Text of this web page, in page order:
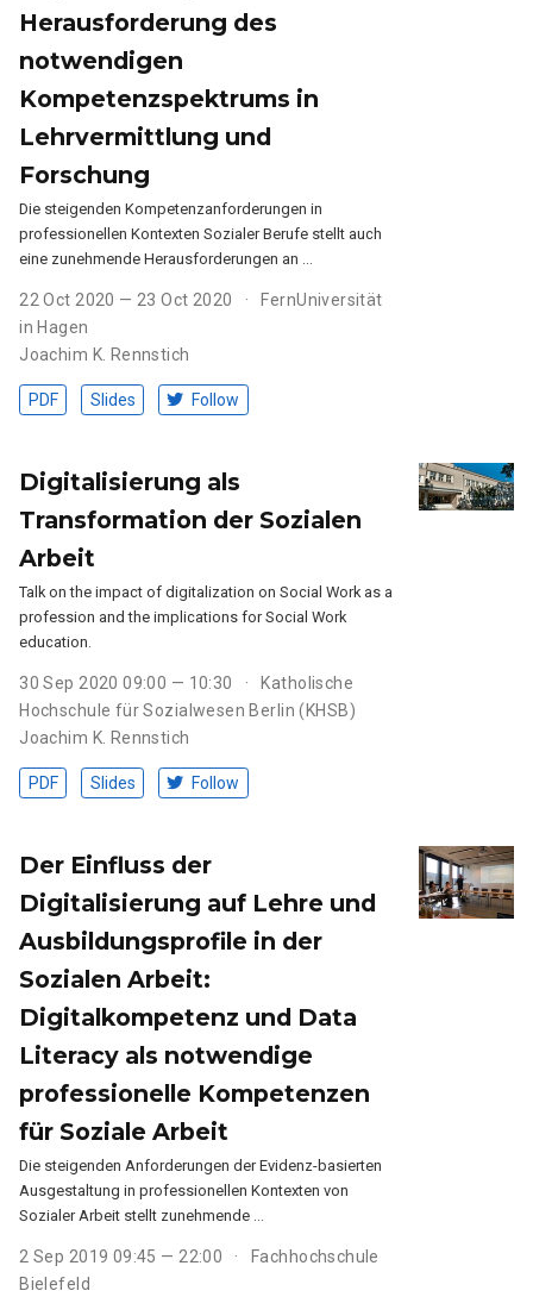
Herausforderung des
notwendigen
Kompetenzspektrums in
Lehrvermittlung und
Forschung
Die steigenden Kompetenzanforderungen in
professionellen Kontexten Sozialer Berufe stellt auch
eine zunehmende Herausforderungen an …
22 Oct 2020 — 23 Oct 2020
FernUniversität
in Hagen
Joachim K. Rennstich
PDF Slides Follow
Digitalisierung als
Transformation der Sozialen
Arbeit
Talk on the impact of digitalization on Social Work as a
profession and the implications for Social Work
education.
30 Sep 2020 09:00 — 10:30
Katholische
Hochschule für Sozialwesen Berlin (KHSB)
Joachim K. Rennstich
PDF Slides Follow
Der Einfluss der
Digitalisierung auf Lehre und
Ausbildungsprofile in der
Sozialen Arbeit:
Digitalkompetenz und Data
Literacy als notwendige
professionelle Kompetenzen
für Soziale Arbeit
Die steigenden Anforderungen der Evidenz-basierten
Ausgestaltung in professionellen Kontexten von
Sozialer Arbeit stellt zunehmende …
2 Sep 2019 09:45 — 22:00
Fachhochschule
Bielefeld